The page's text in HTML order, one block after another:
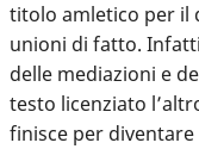
titolo amletico per il
unioni di fatto.
delle mediazioni e
testo licenziato
finisce per